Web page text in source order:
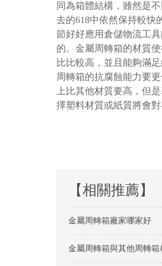
同為箱體結構，雖然是
去的618中依然保持較快的
節好好應用倉儲物流工具
的。金屬周轉箱的材質
比比較高，並且能夠滿
周轉箱的抗腐蝕能力要更佳
上比其他材質要高，
擇塑料材質或紙質將會對存
【相關推薦】
金屬周轉箱廠家哪家好
金屬周轉箱與其他周轉